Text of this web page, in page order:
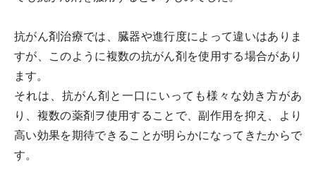
抗がん剤治療では、臓器や進行度によって違いはありま
すが、このように複数の抗がん剤を使用する場合があり
ます。
それは、抗がん剤と一口にいっても様々な効き方があ
り、複数の薬剤ヲ使用することで、副作用を抑え、より
高い効果を期待できることが明らかになってきたからで
す。